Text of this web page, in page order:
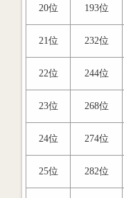
20位 193位
21位 232位
22位 244位
23位 268位
24位 274位
25位 282位